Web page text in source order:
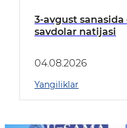
3-avgust
savdolar natijasi
04.08.2026
Yangiliklar